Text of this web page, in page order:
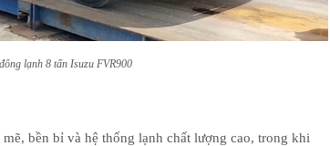
lạnh 8 tấn Isuzu FVR900
bền bỉ và hệ thống lạnh chất lượng cao, trong khi